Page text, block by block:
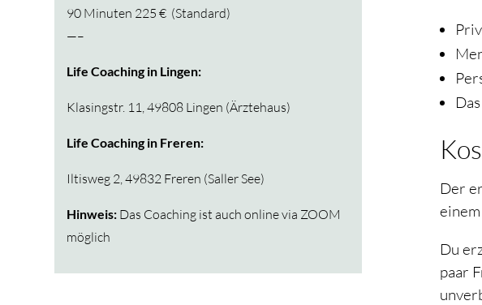
90 Minuten 225 € (Standard)
—–
Life Coaching in Lingen:
Klasingstr. 11, 49808 Lingen (Ärztehaus)
Life Coaching in Freren:
Iltisweg 2, 49832 Freren (Saller See)
Hinweis: Das Coaching ist auch online via ZOOM
möglich
Der
Du
paar